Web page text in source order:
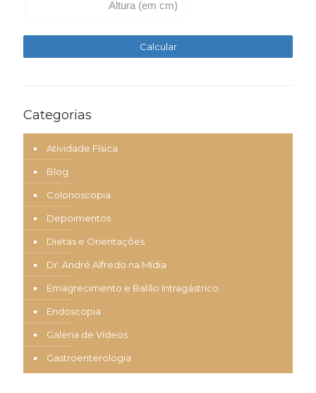
Categorias
Atividade Física
Blog
Colonoscopia
Depoimentos
Dietas e Orientações
Dr. André Alfredo na Mídia
Emagrecimento e Balão Intragástrico
Endoscopia
Galeria de Vídeos
Gastroenterologia